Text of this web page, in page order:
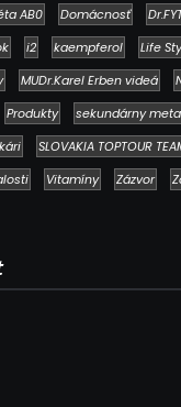
AB0 Domácnosť
i2 kaempferol Life
MUDr.Karel Erben videá
Produkty
sekundárny
SLOVAKIA TOPTOUR
Vitamíny Zázvor